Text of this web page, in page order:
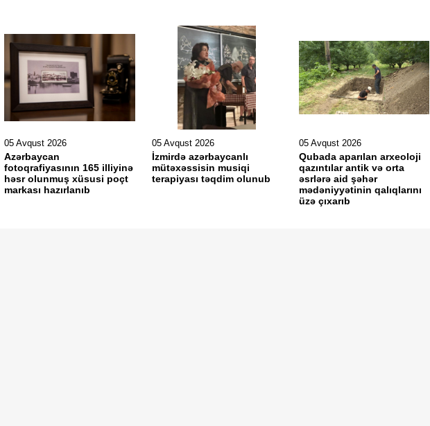
05 Avqust 2026
Azərbaycan
fotoqrafiyasının 165 illiyinə
həsr olunmuş xüsusi poçt
markası hazırlanıb
05 Avqust 2026
İzmirdə azərbaycanlı
mütəxəssisin musiqi
terapiyası təqdim olunub
05 Avqust 2026
Qubada aparılan arxeoloji
qazıntılar antik və orta
əsrlərə aid şəhər
mədəniyyətinin qalıqlarını
üzə çıxarıb